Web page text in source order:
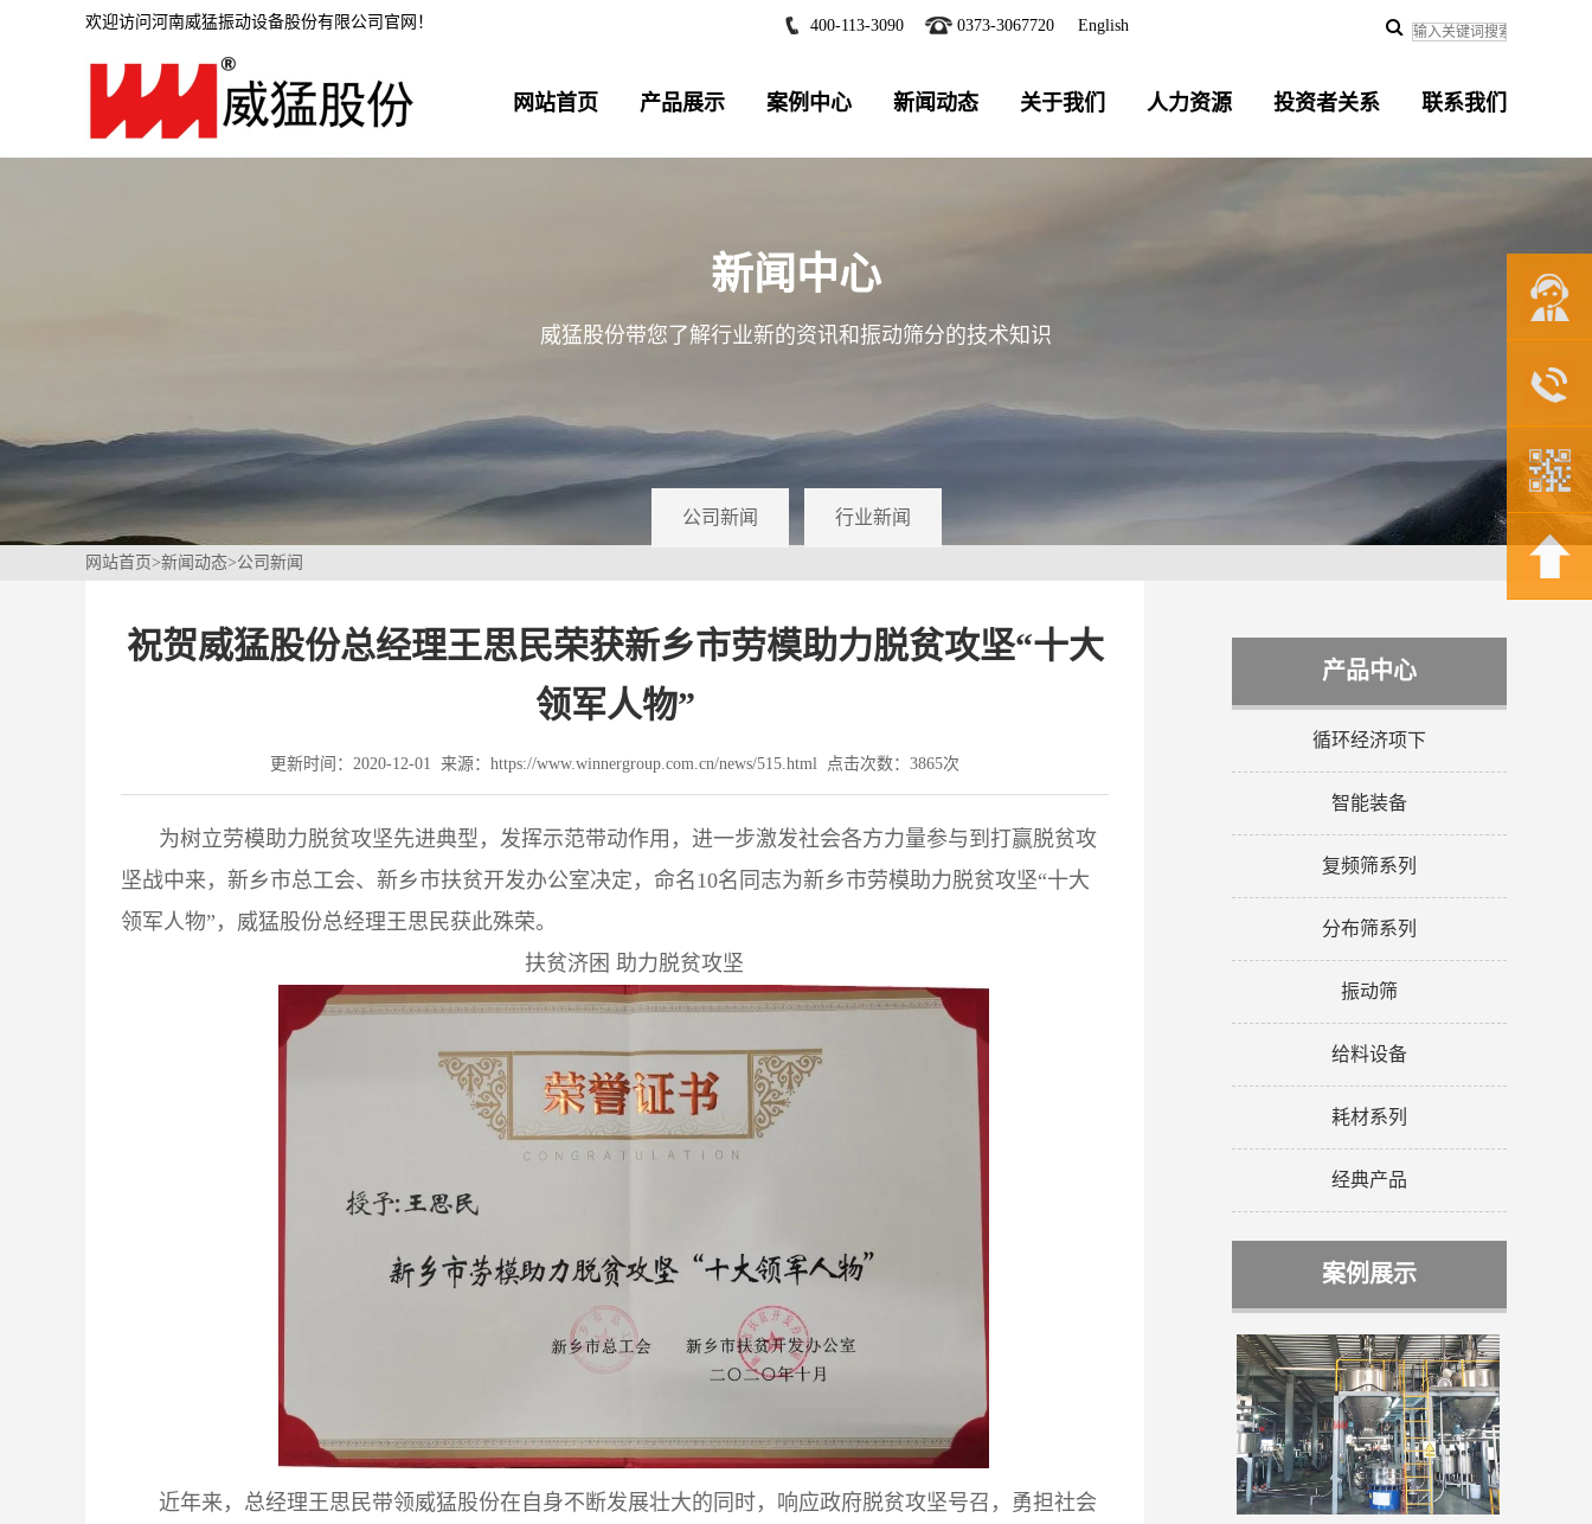
欢迎访问河南威猛振动设备股份有限公司官网！ 400-113-3090 0373-3067720 English
网站首页 产品展示 案例中心 新闻动态 关于我们 人力资源 投资者关系 联系我们
新闻中心
威猛股份带您了解行业新的资讯和振动筛分的技术知识
公司新闻 行业新闻
网站首页>新闻动态>公司新闻
祝贺威猛股份总经理王思民荣获新乡市劳模助力脱贫攻坚“十大
领军人物”
更新时间：2020-12-01 来源：https://www.winnergroup.com.cn/news/515.html 点击次数：3865次
为树立劳模助力脱贫攻坚先进典型，发挥示范带动作用，进一步激发社会各方力量参与到打赢脱贫攻
坚战中来，新乡市总工会、新乡市扶贫开发办公室决定，命名10名同志为新乡市劳模助力脱贫攻坚“十大
领军人物”，威猛股份总经理王思民获此殊荣。
扶贫济困 助力脱贫攻坚
近年来，总经理王思民带领威猛股份在自身不断发展壮大的同时，响应政府脱贫攻坚号召，勇担社会
产品中心
循环经济项下
智能装备
复频筛系列
分布筛系列
振动筛
给料设备
耗材系列
经典产品
案例展示
联系我们